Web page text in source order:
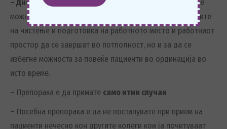
– Дневниот распоред
на пациенти треба да е со што е
можно повеќе време помеѓу нив, за да може процедурите
на чистење и подготовка на работното место и работниот
простор да се завршат во потполност, но и за да се
избегне можноста за повеќе пациенти во ординација во
исто време.
– Препорака е да примате само итни случаи
– Посебна препорака е да не постапувате при прием на
пациенти нечесно кон другите колеги кои ја почитуваат